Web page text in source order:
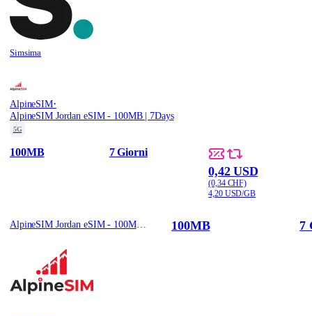
Simsima
AlpineSIM·
AlpineSIM Jordan eSIM - 100MB | 7Days
5G
100MB 7 Giorni
0,42 USD
(0,34 CHF)
4,20 USD/GB
AlpineSIM Jordan eSIM - 100MB | 7Days 100MB 7